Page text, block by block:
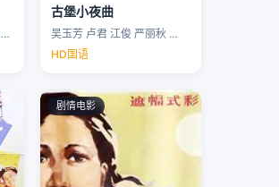
Aomstin Thakrit Patthanaworakit
古堡小夜曲
吴玉芳 卢君 江俊 严丽秋 …
HD国语
剧情电影